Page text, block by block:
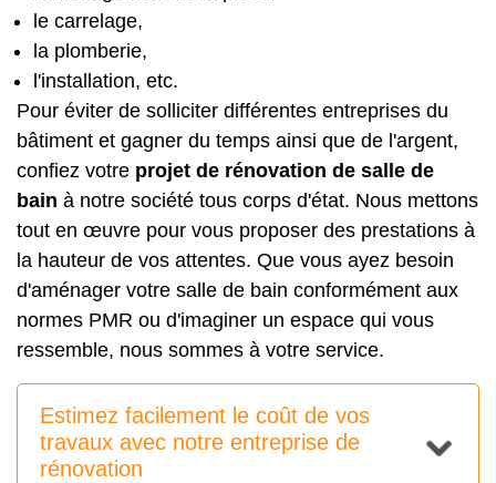
le carrelage,
la plomberie,
l'installation, etc.
Pour éviter de solliciter différentes entreprises du
bâtiment et gagner du temps ainsi que de l'argent,
confiez votre projet de rénovation de salle de
bain à notre société tous corps d'état. Nous mettons
tout en œuvre pour vous proposer des prestations à
la hauteur de vos attentes. Que vous ayez besoin
d'aménager votre salle de bain conformément aux
normes PMR ou d'imaginer un espace qui vous
ressemble, nous sommes à votre service.
Estimez facilement le coût de vos
travaux avec notre entreprise de
rénovation